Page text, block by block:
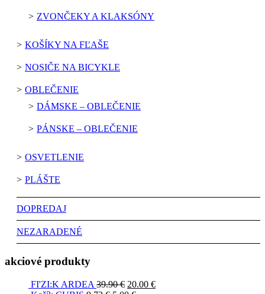
ZVONČEKY A KLAKSÓNY
KOŠÍKY NA FĽAŠE
NOSIČE NA BICYKLE
OBLEČENIE
DÁMSKE – OBLEČENIE
PÁNSKE – OBLEČENIE
OSVETLENIE
PLÁŠTE
DOPREDAJ
NEZARADENÉ
akciové produkty
FI'ZI:K ARDEA 39.90€ 20.00 €